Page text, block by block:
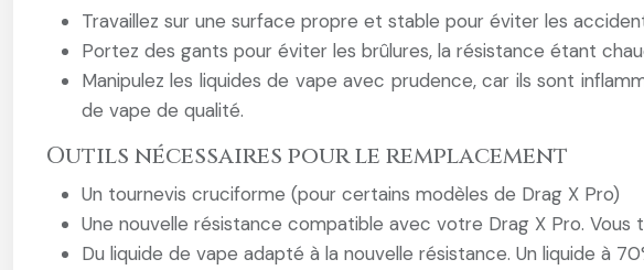
Travaillez sur une surface propre et stable pour éviter les
Portez des gants pour éviter les brûlures, la résistance étant
Manipulez les liquides de vape avec prudence, car ils sont
de vape de qualité.
Outils nécessaires pour le remplacement
Un tournevis cruciforme (pour certains modèles de Drag X Pro)
Une nouvelle résistance compatible avec votre Drag X Pro.
Du liquide de vape adapté à la nouvelle résistance. Un liquide à